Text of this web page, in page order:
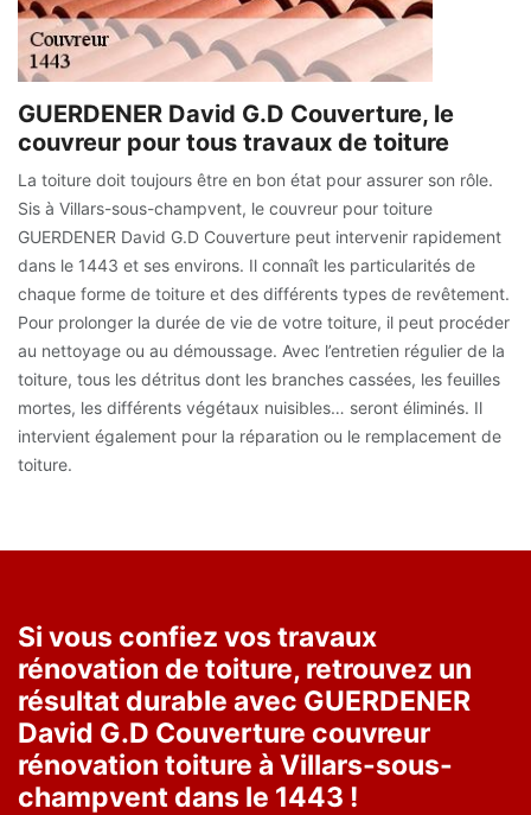
GUERDENER David G.D Couverture, le
couvreur pour tous travaux de toiture
La toiture doit toujours être en bon état pour assurer son rôle.
Sis à Villars-sous-champvent, le couvreur pour toiture
GUERDENER David G.D Couverture peut intervenir rapidement
dans le 1443 et ses environs. Il connaît les particularités de
chaque forme de toiture et des différents types de revêtement.
Pour prolonger la durée de vie de votre toiture, il peut procéder
au nettoyage ou au démoussage. Avec l’entretien régulier de la
toiture, tous les détritus dont les branches cassées, les feuilles
mortes, les différents végétaux nuisibles… seront éliminés. Il
intervient également pour la réparation ou le remplacement de
toiture.
Si vous confiez vos travaux
rénovation de toiture, retrouvez un
résultat durable avec GUERDENER
David G.D Couverture couvreur
rénovation toiture à Villars-sous-
champvent dans le 1443 !